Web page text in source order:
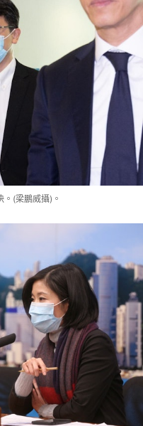
(梁鵬威攝)。